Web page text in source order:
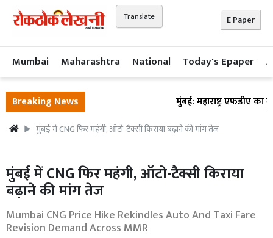
Translate E Paper
Mumbai Maharashtra National Today's Epaper
Breaking News मुंबई: महाराष्ट्र एफडीए का
मुंबई में CNG फिर महंगी, ऑटो-टैक्सी किराया बढ़ाने की मांग तेज
मुंबई में CNG फिर महंगी, ऑटो-टैक्सी किराया
बढ़ाने की मांग तेज
Mumbai CNG Price Hike Rekindles Auto And Taxi Fare
Revision Demand Across MMR